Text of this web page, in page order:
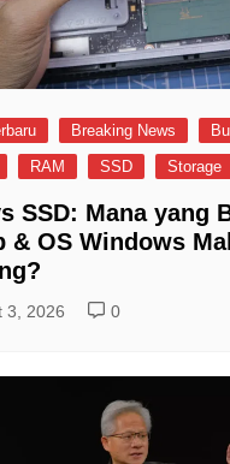
Breaking News
RAM SSD Storage
SSD: Mana yang
& OS Windows
3, 2026 0